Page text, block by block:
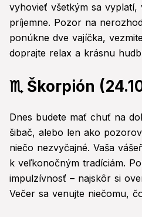
vyhovieť všetkým sa
príjemne. Pozor na
ponúkne dve vajíčka,
doprajte relax a krásnu
♏ Škorpión
Dnes budete mať chuť na
šibač, alebo len ako
niečo nezvyčajné. Vaša
k veľkonočným tradíciám.
impulzívnosť – najskôr si
Večer sa venujte niečomu,